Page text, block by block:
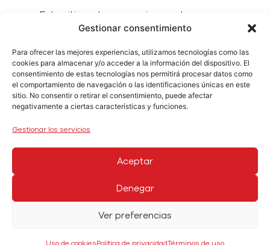
Gestionar consentimiento
Para ofrecer las mejores experiencias, utilizamos tecnologías como las
cookies para almacenar y/o acceder a la información del dispositivo. El
consentimiento de estas tecnologías nos permitirá procesar datos como
el comportamiento de navegación o las identificaciones únicas en este
sitio. No consentir o retirar el consentimiento, puede afectar
negativamente a ciertas características y funciones.
Gestionar los servicios
Aceptar
Denegar
Ver preferencias
Este sitio web proporciona enlaces a
otros sitios web propios y a contenidos
La única finalidad de los enlaces es
proporcionar al usuario la posibilidad de
acceder a dichos enlaces. Catalina Food
Solutions S.L. no se responsabiliza en
ningún caso de los resultados que
acceso a dichos enlaces.
El usuario que pretenda establecer
cualquier dispositivo técnico de enlace
desde su sitio web al portal deberá